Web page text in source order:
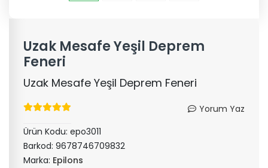
Uzak Mesafe Yeşil Deprem
Feneri
Uzak Mesafe Yeşil Deprem Feneri
Yorum Yaz
Ürün Kodu: epo3011
Barkod: 9678746709832
Marka: Epilons